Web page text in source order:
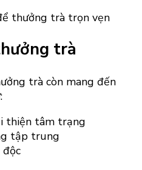
trà
trà còn mang đến
thiện tâm trạng
tập trung